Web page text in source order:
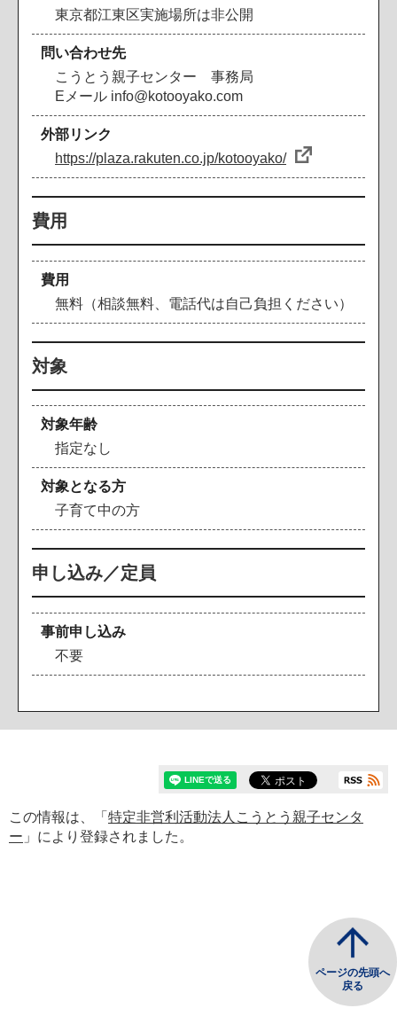
東京都江東区実施場所は非公開
問い合わせ先
こうとう親子センター 事務局
Eメール info@kotooyako.com
外部リンク
https://plaza.rakuten.co.jp/kotooyako/
費用
費用
無料（相談無料、電話代は自己負担ください）
対象
対象年齢
指定なし
対象となる方
子育て中の方
申し込み／定員
事前申し込み
不要
この情報は、「 特定非営利活動法人こうとう親子センタ
ー 」により登録されました。
ページの先頭へ
戻る